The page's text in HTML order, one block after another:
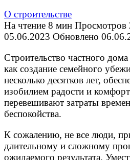
О строительстве
На чтение 8 мин Просмотров
05.06.2023 Обновлено
Строительство частного дома
как создание семейного
несколько десятков лет,
изобилием радости и
перевешивают затраты
беспокойства.
К сожалению, не все люди,
длительному и сложному
ожидаемого результата.